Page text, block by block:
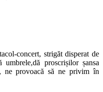
concert, strigăt disperat de
proscrișilor șansa
ne provoacă să ne privim în